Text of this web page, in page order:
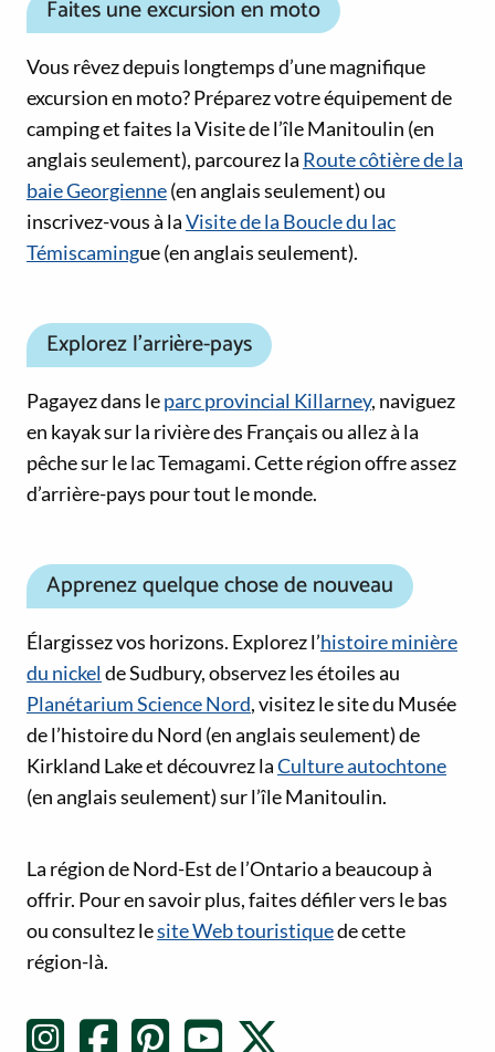
Faites une excursion en moto
Vous rêvez depuis longtemps d’une magnifique
excursion en moto? Préparez votre équipement de
camping et faites la Visite de l’île Manitoulin (en
anglais seulement), parcourez la Route côtière de la
baie Georgienne(en anglais seulement) ou
inscrivez-vous à laVisite de la Boucle du lac
Témiscamingue (en anglais seulement).
Explorez l’arrière-pays
Pagayez dans leparc provincial Killarney, naviguez
en kayak sur la rivière des Français ou allez à la
pêche sur le lac Temagami. Cette région offre assez
d’arrière-pays pour tout le monde.
Apprenez quelque chose de nouveau
Élargissez vos horizons. Explorez l’histoire minière
du nickel de Sudbury, observez les étoiles au
Planétarium Science Nord, visitez le site du Musée
de l’histoire du Nord (en anglais seulement) de
Kirkland Lake et découvrez laCulture autochtone
(en anglais seulement) sur l’île Manitoulin.
Liens vers les médias sociaux
La région de Nord-Est de l’Ontario a beaucoup à
offrir. Pour en savoir plus, faites défiler vers le bas
ou consultez lesite Web touristiquede cette
région-là.